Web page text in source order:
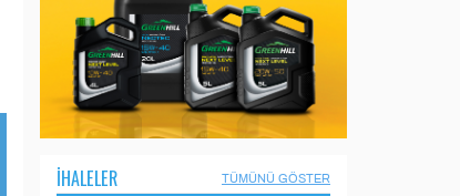
İHALELER TÜMÜNÜ GÖSTER